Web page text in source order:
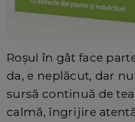
Roșul în gât face
da, e neplăcut, dar
sursă continuă de
calmă, îngrijire